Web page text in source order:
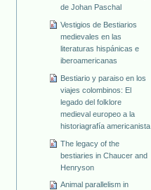
de Johan Paschal
Vestigios de Bestiarios
medievales en las
literaturas hispánicas e
iberoamericanas
Bestiario y paraiso en los
viajes colombinos: El
legado del folklore
medieval europeo a la
historiagrafía americanista
The legacy of the
bestiaries in Chaucer and
Henryson
Animal parallelism in